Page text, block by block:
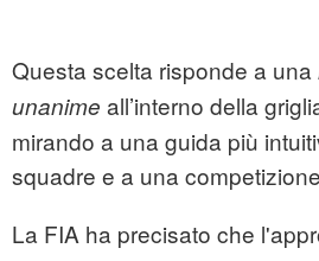
Questa scelta risponde a una
unanime all’interno della
mirando a una guida più
squadre e a una
La FIA ha precisato che